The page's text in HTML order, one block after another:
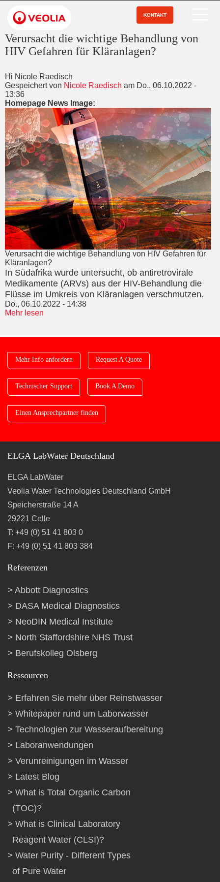
zum
Inhalt
KONTAKT
Verursacht die wichtige Behandlung von
HIV Gefahren für Kläranlagen?
Hi Nicole Raedisch
Gespeichert von Nicole Raedisch am Do., 06.10.2022 -
13:36
Homepage News Image
Verursacht die wichtige Behandlung von HIV Gefahren für
Kläranlagen?
In Südafrika wurde untersucht, ob antiretrovirale
Medikamente (ARVs) aus der HIV-Behandlung die
Flüsse im Umkreis von Kläranlagen verschmutzen.
Do., 06.10.2022 - 14:38
Mehr lesen
Mehr Info anfordern Request A Quote
Technischer Support Book A Demo
Einen Ansprechpartner finden
ELGA LabWater Deutschland
ELGA LabWater
Veolia Water Technologies Deutschland GmbH
Speicherstraße 14 A
29221 Celle
T: +49 (0) 51 41 803 0
F: +49 (0) 51 41 803 384
Referenzen
Abbott Diagnostics
DASA Medical Diagnostics
NeoDIN Medical Institute
North Staffordshire NHS Trust
Berufskolleg Olsberg
Ressourcen
Erfahren Sie mehr über Reinstwasser
Whitepaper rund um Laborwasser
Technologien zur Wasseraufbereitung
Laboranwendungen
Verunreinigungen im Wasser
Latest Blog
What is Total Organic Carbon
(TOC)?
What is Clinical Laboratory
Reagent Water (CLSI)?
Water Purity - Different Types
of Pure Water